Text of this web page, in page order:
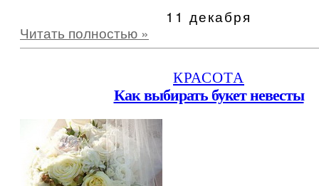
11 декабря
Читать полностью »
КРАСОТА
Как выбирать букет невесты